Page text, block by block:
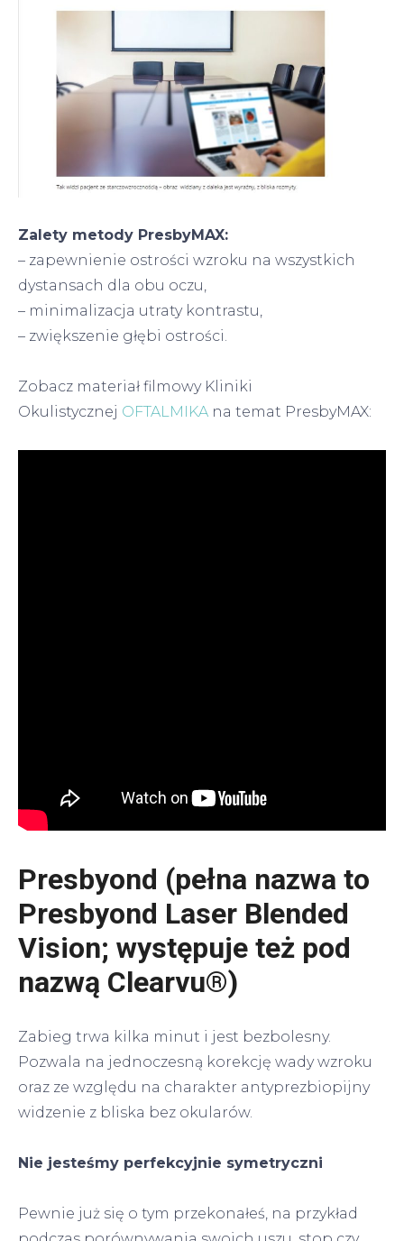
Zalety metody PresbyMAX:
– zapewnienie ostrości wzroku na wszystkich
dystansach dla obu oczu,
– minimalizacja utraty kontrastu,
– zwiększenie głębi ostrości.
Zobacz materiał filmowy Kliniki
Okulistycznej OFTALMIKA na temat PresbyMAX:
Presbyond (pełna nazwa to
Presbyond Laser Blended
Vision; występuje też pod
nazwą Clearvu®)
Zabieg trwa kilka minut i jest bezbolesny.
Pozwala na jednoczesną korekcję wady wzroku
oraz ze względu na charakter antyprezbiopijny
widzenie z bliska bez okularów.
Nie jesteśmy perfekcyjnie symetryczni
Pewnie już się o tym przekonałeś, na przykład